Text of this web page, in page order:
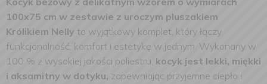
100x75 cm w zestawie z uroczym pluszakiem
Królikiem Nelly to wyjątkowy komplet, który łączy
funkcjonalność, komfort i estetykę w jednym. Wykonany w
100 % z wysokiej jakości poliestru, kocyk jest lekki, miękki
i aksamitny w dotyku, zapewniając przyjemne ciepło i